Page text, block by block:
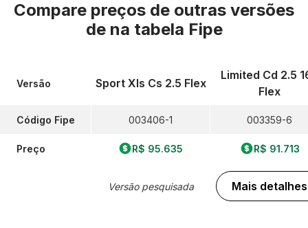
Compare preços de outras versões
de na tabela Fipe
Versão
Código Fipe
Preço
Sport Xls Cs 2.5 Flex
003406-1
R$ 95.635
Versão pesquisada
Limited Cd 2.5
Flex
003359-6
R$ 91.713
Mais detalhes